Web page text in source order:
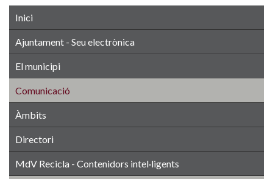
Inici
Ajuntament - Seu electrònica
El municipi
Comunicació
Àmbits
Directori
MdV Recicla - Contenidors intel·ligents